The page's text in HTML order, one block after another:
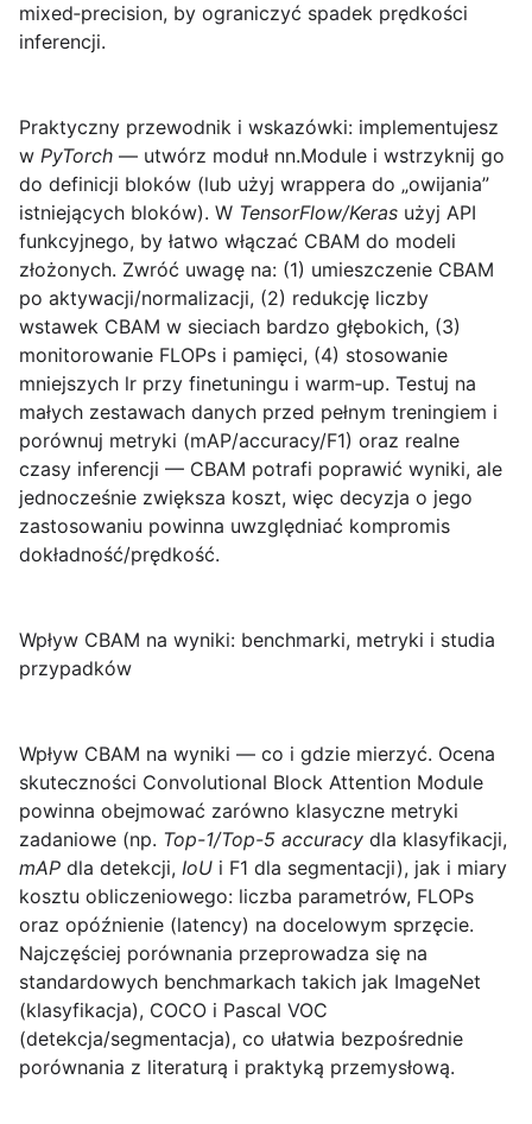
mixed‑precision, by ograniczyć spadek prędkości
inferencji.
Praktyczny przewodnik i wskazówki: implementujesz
w PyTorch — utwórz moduł nn.Module i wstrzyknij go
do definicji bloków (lub użyj wrappera do „owijania”
istniejących bloków). W TensorFlow/Keras użyj API
funkcyjnego, by łatwo włączać CBAM do modeli
złożonych. Zwróć uwagę na: (1) umieszczenie CBAM
po aktywacji/normalizacji, (2) redukcję liczby
wstawek CBAM w sieciach bardzo głębokich, (3)
monitorowanie FLOPs i pamięci, (4) stosowanie
mniejszych lr przy finetuningu i warm‑up. Testuj na
małych zestawach danych przed pełnym treningiem i
porównuj metryki (mAP/accuracy/F1) oraz realne
czasy inferencji — CBAM potrafi poprawić wyniki, ale
jednocześnie zwiększa koszt, więc decyzja o jego
zastosowaniu powinna uwzględniać kompromis
dokładność/prędkość.
Wpływ CBAM na wyniki: benchmarki, metryki i studia
przypadków
Wpływ CBAM na wyniki — co i gdzie mierzyć. Ocena
skuteczności Convolutional Block Attention Module
powinna obejmować zarówno klasyczne metryki
zadaniowe (np. Top-1/Top-5 accuracy dla klasyfikacji,
mAP dla detekcji, IoU i F1 dla segmentacji), jak i miary
kosztu obliczeniowego: liczba parametrów, FLOPs
oraz opóźnienie (latency) na docelowym sprzęcie.
Najczęściej porównania przeprowadza się na
standardowych benchmarkach takich jak ImageNet
(klasyfikacja), COCO i Pascal VOC
(detekcja/segmentacja), co ułatwia bezpośrednie
porównania z literaturą i praktyką przemysłową.